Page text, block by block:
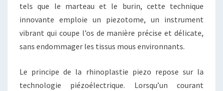
tels que le marteau et le burin, cette technique
innovante emploie un piezotome, un instrument
vibrant qui coupe l’os de manière précise et délicate,
sans endommager les tissus mous environnants.
Le principe de la rhinoplastie piezo repose sur la
technologie piézoélectrique. Lorsqu’un courant